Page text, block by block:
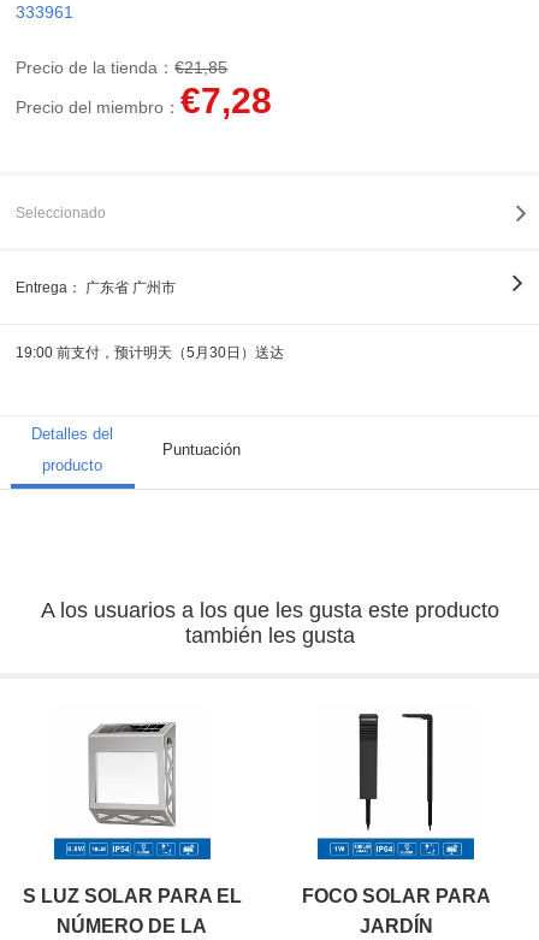
333961
Precio de la tienda：€21,85
Precio del miembro：€7,28
Seleccionado
Entrega： 广东省 广州市
19:00 前支付，预计明天（5月30日）送达
Detalles del
producto
Puntuación
A los usuarios a los que les gusta este producto
también les gusta
S LUZ SOLAR PARA EL
NÚMERO DE LA
FOCO SOLAR PARA
JARDÍN